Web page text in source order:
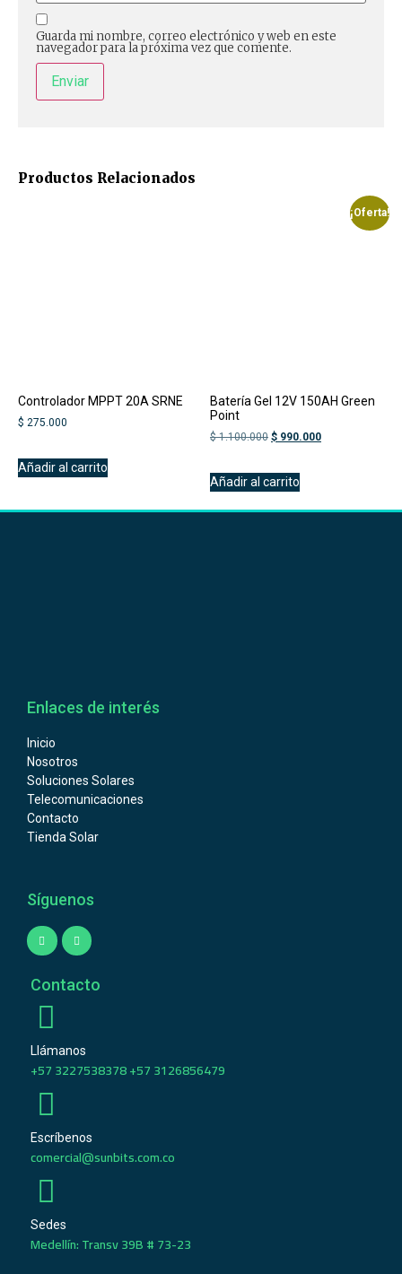
Productos Relacionados
Controlador MPPT 20A SRNE
$ 275.000
Añadir al carrito
¡Oferta!
Batería Gel 12V 150AH Green
Point
$1.100.000 $ 990.000
Añadir al carrito
Guarda mi nombre, correo electrónico y web en este
navegador para la próxima vez que comente.
Enlaces de interés
Inicio
Nosotros
Soluciones Solares
Telecomunicaciones
Contacto
Tienda Solar
Síguenos
Contacto
Llámanos
+57 3227538378 +57 3126856479
Escríbenos
comercial@sunbits.com.co
Sedes
Medellín: Transv 39B # 73-23